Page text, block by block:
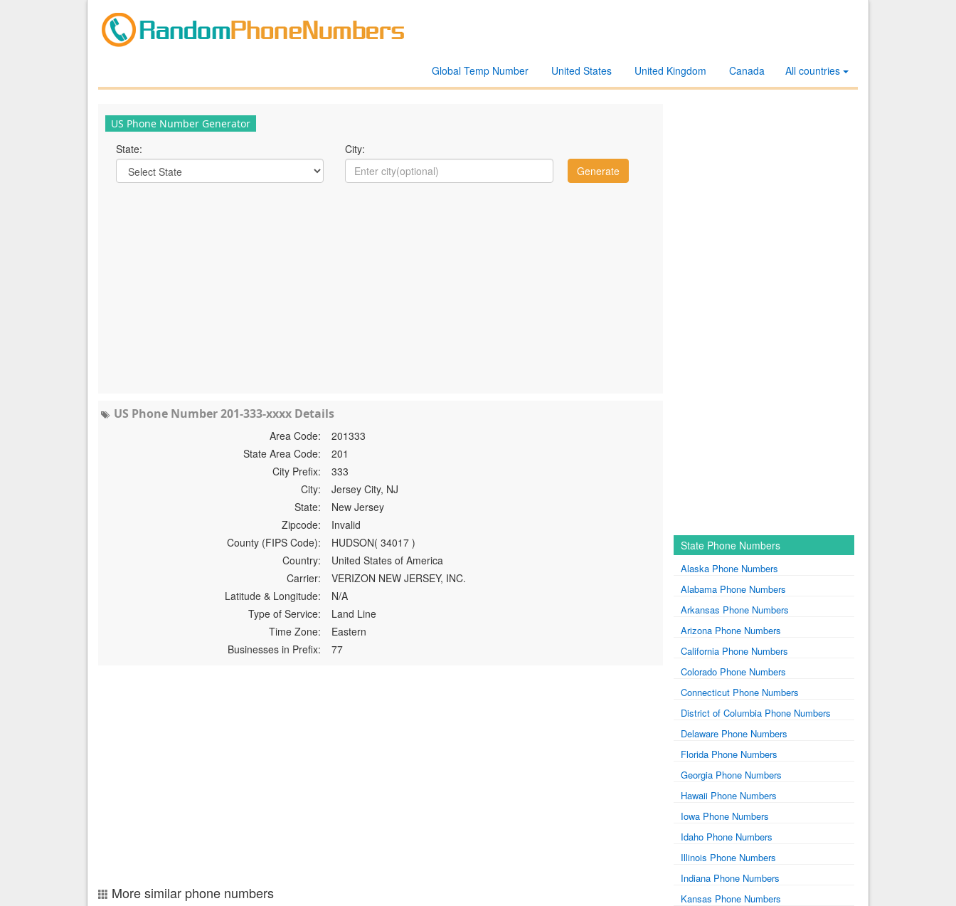
All countries
Canada
United Kingdom
United States
Global Temp Number
US Phone Number Generator
State: City:
US Phone Number 201-333-xxxx Details
Area Code:
201333
State Area Code:
201
City Prefix:
333
City:
Jersey City, NJ
State:
New Jersey
Zipcode:
Invalid
County (FIPS Code):
HUDSON( 34017 )
Country:
United States of America
Carrier:
VERIZON NEW JERSEY, INC.
Latitude & Longitude:
N/A
Type of Service:
Land Line
Time Zone:
Eastern
Businesses in Prefix:
77
More similar phone numbers
State Phone Numbers
Alaska Phone Numbers
Alabama Phone Numbers
Arkansas Phone Numbers
Arizona Phone Numbers
California Phone Numbers
Colorado Phone Numbers
Connecticut Phone Numbers
District of Columbia Phone Numbers
Delaware Phone Numbers
Florida Phone Numbers
Georgia Phone Numbers
Hawaii Phone Numbers
Iowa Phone Numbers
Idaho Phone Numbers
Illinois Phone Numbers
Indiana Phone Numbers
Kansas Phone Numbers